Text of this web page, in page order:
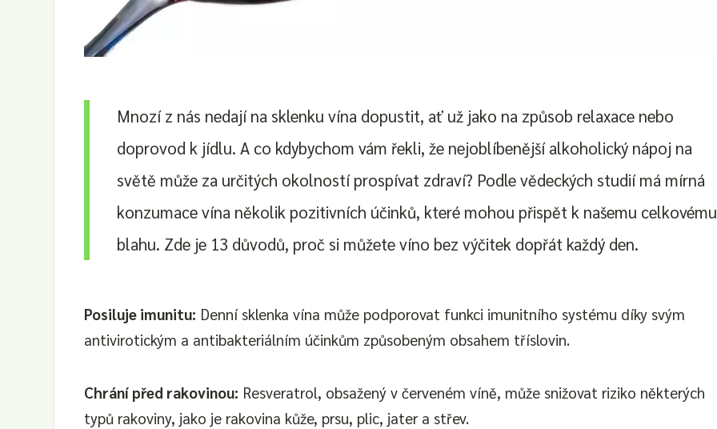
Mnozí z nás nedají na sklenku vína dopustit, ať už jako na způsob relaxace nebo
doprovod k jídlu. A co kdybychom vám řekli, že nejoblíbenější alkoholický nápoj na
světě může za určitých okolností prospívat zdraví? Podle vědeckých studií má mírná
konzumace vína několik pozitivních účinků, které mohou přispět k našemu celkovému
blahu. Zde je 13 důvodů, proč si můžete víno bez výčitek dopřát každý den.
Posiluje imunitu: Denní sklenka vína může podporovat funkci imunitního systému díky svým
antivirotickým a antibakteriálním účinkům způsobeným obsahem tříslovin.
Chrání před rakovinou: Resveratrol, obsažený v červeném víně, může snižovat riziko některých
typů rakoviny, jako je rakovina kůže, prsu, plic, jater a střev.